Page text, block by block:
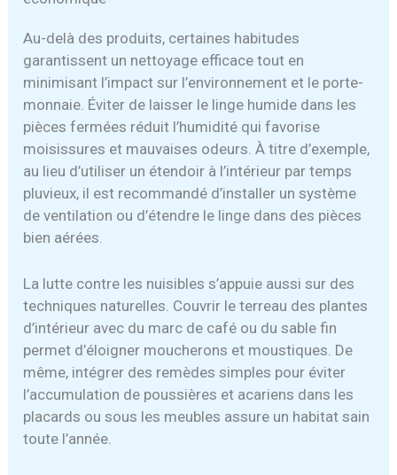
Au-delà des produits, certaines habitudes
garantissent un nettoyage efficace tout en
minimisant l’impact sur l’environnement et le porte-
monnaie. Éviter de laisser le linge humide dans les
pièces fermées réduit l’humidité qui favorise
moisissures et mauvaises odeurs. À titre d’exemple,
au lieu d’utiliser un étendoir à l’intérieur par temps
pluvieux, il est recommandé d’installer un système
de ventilation ou d’étendre le linge dans des pièces
bien aérées.
La lutte contre les nuisibles s’appuie aussi sur des
techniques naturelles. Couvrir le terreau des plantes
d’intérieur avec du marc de café ou du sable fin
permet d’éloigner moucherons et moustiques. De
même, intégrer des remèdes simples pour éviter
l’accumulation de poussières et acariens dans les
placards ou sous les meubles assure un habitat sain
toute l’année.